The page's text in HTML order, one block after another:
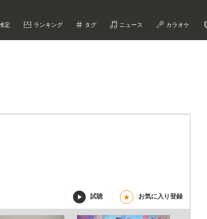
定 ランキング タグ ニュース カラオケ
試聴 ★ お気に入り登録